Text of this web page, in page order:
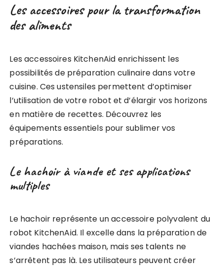
Les accessoires pour la transformation
des aliments
Les accessoires KitchenAid enrichissent les
possibilités de préparation culinaire dans votre
cuisine. Ces ustensiles permettent d’optimiser
l’utilisation de votre robot et d’élargir vos horizons
en matière de recettes. Découvrez les
équipements essentiels pour sublimer vos
préparations.
Le hachoir à viande et ses applications
multiples
Le hachoir représente un accessoire polyvalent du
robot KitchenAid. Il excelle dans la préparation de
viandes hachées maison, mais ses talents ne
s’arrêtent pas là. Les utilisateurs peuvent créer